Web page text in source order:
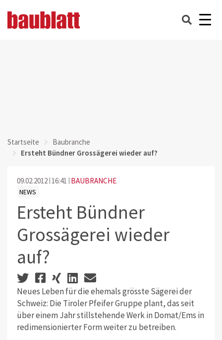
Startseite
Baubranche
Ersteht Bündner Grossägerei wieder auf?
09.02.2012 16:41 BAUBRANCHE
NEWS
Ersteht Bündner
Grossägerei wieder
auf?
Neues Leben für die ehemals grösste Sägerei der
Schweiz: Die Tiroler Pfeifer Gruppe plant, das seit
über einem Jahr stillstehende Werk in Domat/Ems in
redimensionierter Form weiter zu betreiben.